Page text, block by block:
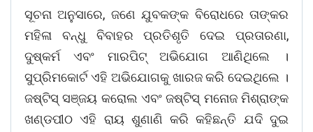
ସୂଚନା ଅନୁସାରେ, ଜଣେ ଯୁବକଙ୍କ ବିରୋଧରେ ତାଙ୍କର
ମହିଳା ବନ୍ଧୁ ବିବାହର ପ୍ରତିଶୃତି ଦେଇ ପ୍ରତାରଣା,
ଦୁଷ୍କର୍ମ ଏବଂ ମାରପିଟ୍ ଅଭିଯୋଗ ଆଣିଥିଲେ ।
ସୁପ୍ରିମକୋର୍ଟ ଏହି ଅଭିଯୋଗକୁ ଖାରଜ କରି ଦେଇଥିଲେ ।
ଜଷ୍ଟିସ୍ ସଞ୍ଜୟ କରୋଲ ଏବଂ ଜଷ୍ଟିସ୍ ମନୋଜ ମିଶ୍ରାଙ୍କ
ଖଣ୍ଡପୀଠ ଏହି ରାୟ ଶୁଣାଣି କରି କହିଛନ୍ତି ଯଦି ଦୁଇ